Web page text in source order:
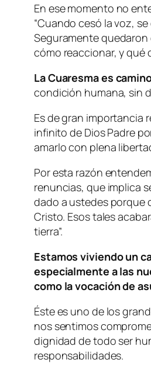
En ese momento no
“Cuando cesó la voz,
Seguramente
cómo reaccionar, y qué
La Cuaresma es
condición humana, sin
Es de gran importancia
infinito de Dios Padre
amarlo con plena
Por esta razón
renuncias, que implica
dado a ustedes porque
Cristo. Esos tales
tierra”.
Estamos viviendo un
especialmente a las
como la vocación de
Éste es uno de los
nos sentimos
dignidad de todo ser
responsabilidades.